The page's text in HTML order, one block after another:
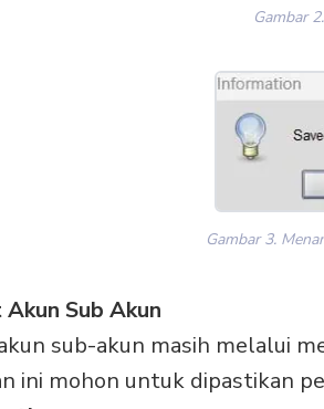
Gambar
Gambar 3.
Sub Akun
sub-akun masih melalui
ini mohon untuk dipastikan